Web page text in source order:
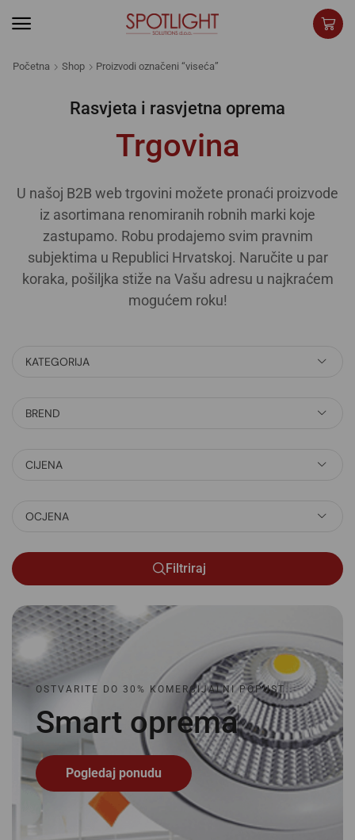
Početna Shop Proizvodi označeni “viseća”
Rasvjeta i rasvjetna oprema
Trgovina
U našoj B2B web trgovini možete pronaći proizvode
iz asortimana renomiranih robnih marki koje
zastupamo. Robu prodajemo svim pravnim
subjektima u Republici Hrvatskoj. Naručite u par
koraka, pošiljka stiže na Vašu adresu u najkraćem
mogućem roku!
KATEGORIJA
BREND
CIJENA
OCJENA
Filtriraj
OSTVARITE DO 30% KOMERCIJALNI POPUST
Smart oprema
Pogledaj ponudu